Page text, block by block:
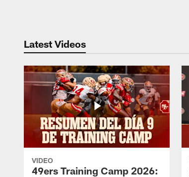
Latest Videos
VIDEO
49ers Training Camp 2026: